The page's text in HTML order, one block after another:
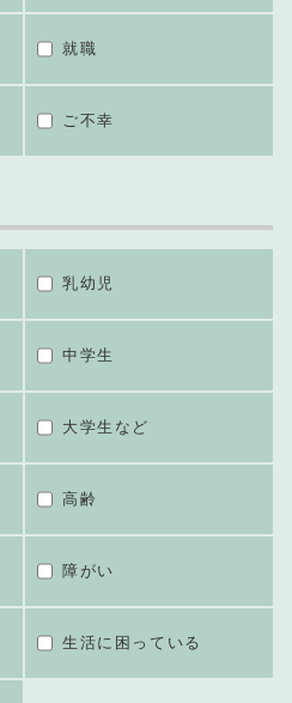
就職
ご不幸
乳幼児
中学生
大学生など
高齢
障がい
生活に困っている